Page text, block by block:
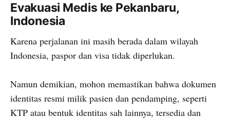
Evakuasi Medis ke Pekanbaru,
Indonesia
Karena perjalanan ini masih berada dalam wilayah
Indonesia, paspor dan visa tidak diperlukan.
Namun demikian, mohon memastikan bahwa dokumen
identitas resmi milik pasien dan pendamping, seperti
KTP atau bentuk identitas sah lainnya, tersedia dan